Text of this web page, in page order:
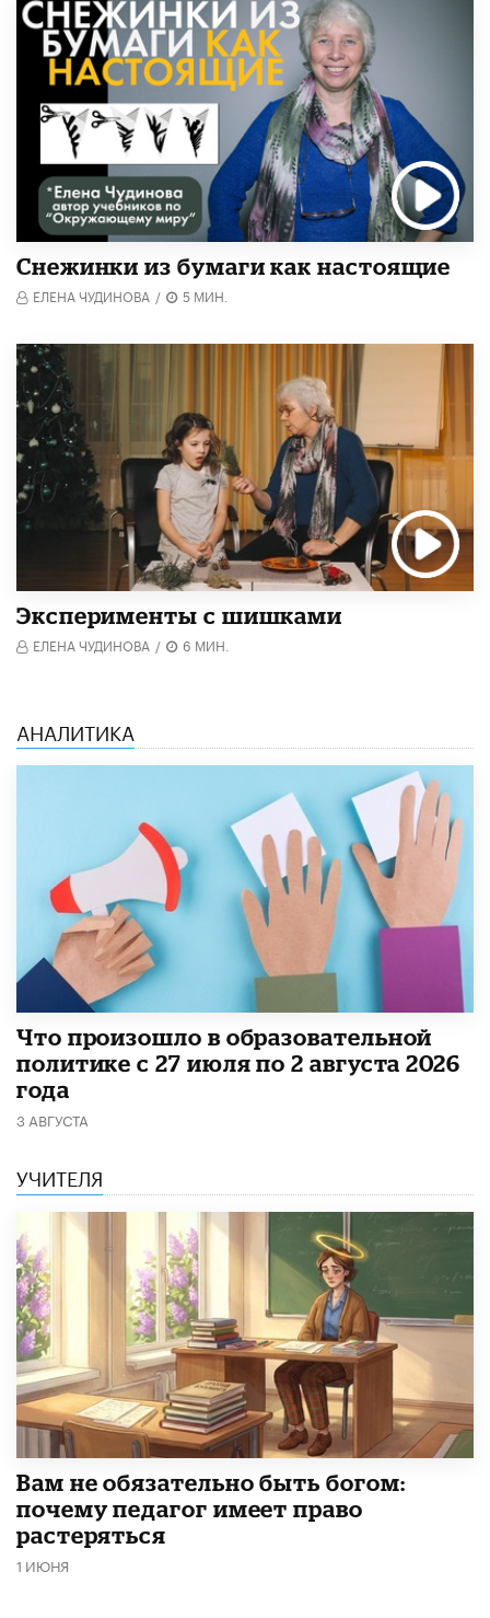
Снежинки из бумаги как настоящие
ЕЛЕНА ЧУДИНОВА / 5 МИН.
Эксперименты с шишками
ЕЛЕНА ЧУДИНОВА / 6 МИН.
АНАЛИТИКА
​Что произошло в образовательной
политике с 27 июля по 2 августа 2026
года
3 АВГУСТА
УЧИТЕЛЯ
​Вам не обязательно быть богом:
почему педагог имеет право
растеряться
1 ИЮНЯ